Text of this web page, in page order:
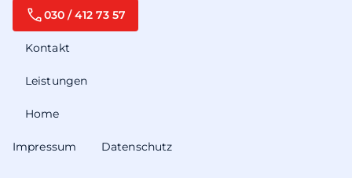
Home
Leistungen
Kontakt
030 / 412 73 57
Impressum Datenschutz